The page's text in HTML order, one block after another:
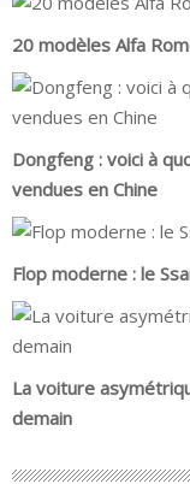
20 modèles Alfa
Dongfeng : voici à
vendues en Chine
Flop moderne : le
La voiture
demain